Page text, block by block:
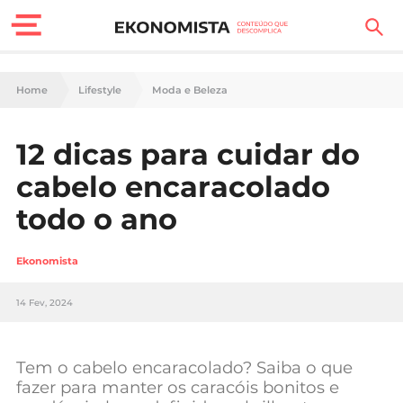
Finanças Pessoais
Carreira
Casa
Lifestyle
Sociedade
Negócios
Home Lifestyle Moda e Beleza
12 dicas para cuidar do
cabelo encaracolado
todo o ano
Ekonomista
14 Fev, 2024
Tem o cabelo encaracolado? Saiba o que
fazer para manter os caracóis bonitos e